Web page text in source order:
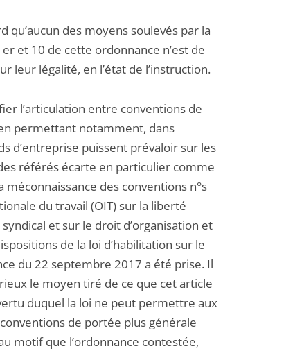
qu’aucun des moyens soulevés par la
et 10 de cette ordonnance n’est de
leur légalité, en l’état de l’instruction.
l’articulation entre conventions de
permettant notamment, dans
d’entreprise puissent prévaloir sur les
référés écarte en particulier comme
des conventions n°s
du travail (OIT) sur la liberté
et sur le droit d’organisation et
de la loi d’habilitation sur le
du 22 septembre 2017 a été prise. Il
le moyen tiré de ce que cet article
duquel la loi ne peut permettre aux
de portée plus générale
motif que l’ordonnance contestée,